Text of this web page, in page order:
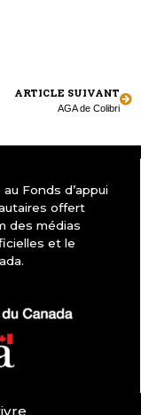
ARTICLE SUIVANT
AGA de Colibri
Fonds d’appui
offert
des médias
et le